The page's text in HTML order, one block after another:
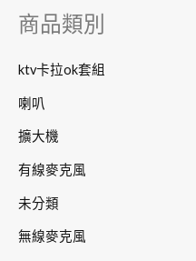
商品類別
ktv卡拉ok套組
喇叭
擴大機
有線麥克風
未分類
無線麥克風